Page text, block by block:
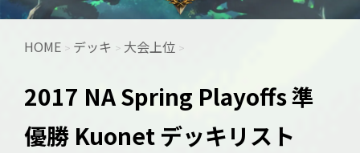
HOME > デッキ > 大会上位 >
2017 NA Spring Playoffs 準
優勝 Kuonet デッキリスト